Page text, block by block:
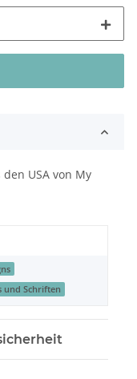
USA von My
und Schriften